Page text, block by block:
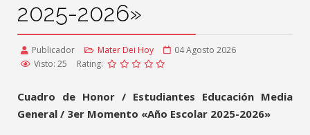
2025-2026»
Publicador Mater Dei Hoy
04 Agosto 2026
Visto: 25
Rating:
Cuadro de Honor / Estudiantes Educación Media
General / 3er Momento «Año Escolar 2025-2026»